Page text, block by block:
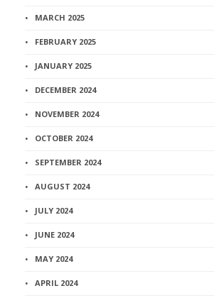
MARCH 2025
FEBRUARY 2025
JANUARY 2025
DECEMBER 2024
NOVEMBER 2024
OCTOBER 2024
SEPTEMBER 2024
AUGUST 2024
JULY 2024
JUNE 2024
MAY 2024
APRIL 2024